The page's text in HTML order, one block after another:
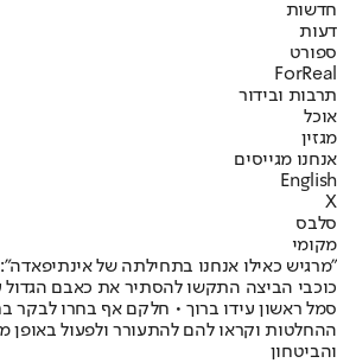
חדשות
דעות
ספורט
ForReal
תרבות ובידור
אוכל
מגזין
אנחנו מגייסים
English
X
סלבס
מקומי
"מרגיש כאילו אנחנו בתחילתה של
כוכבי הביצה התקשו להסתיר את כאבם הגדול
סמל ראשון עידו ברוך • חלקם אף בחרו לבקר
ההחלטות וקראו להם להתעורר ולפעול באופן
והביטחון